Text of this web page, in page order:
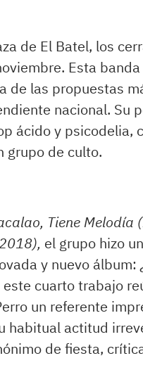
de El Batel, los
Esta
de las propuestas
nacional. Su
ácido y psicodelia,
grupo de culto.
Tiene Melodía
el grupo hizo
y nuevo álbum:
cuarto trabajo
un referente
habitual actitud
de fiesta,